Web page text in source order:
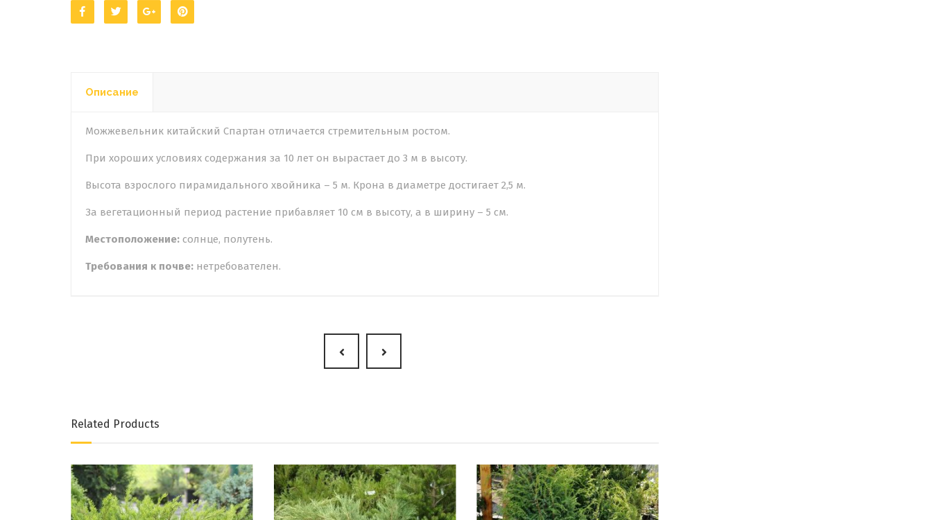
Описание
Можжевельник китайский Спартан отличается стремительным ростом.
При хороших условиях содержания за 10 лет он вырастает до 3 м в высоту.
Высота взрослого пирамидального хвойника – 5 м. Крона в диаметре достигает 2,5 м.
За вегетационный период растение прибавляет 10 см в высоту, а в ширину – 5 см.
Местоположение: солнце, полутень.
Требования к почве: нетребователен.
Related Products